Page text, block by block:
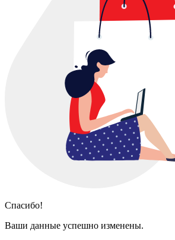
Спасибо!
Ваши данные успешно изменены.